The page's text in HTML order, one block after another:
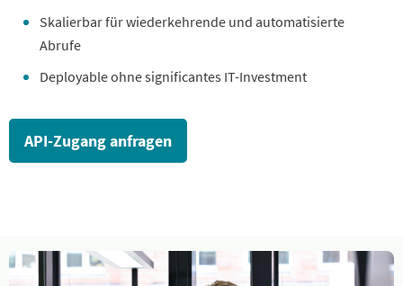
Skalierbar für wiederkehrende und automatisierte
Abrufe
Deployable ohne significantes IT-Investment
API-Zugang anfragen